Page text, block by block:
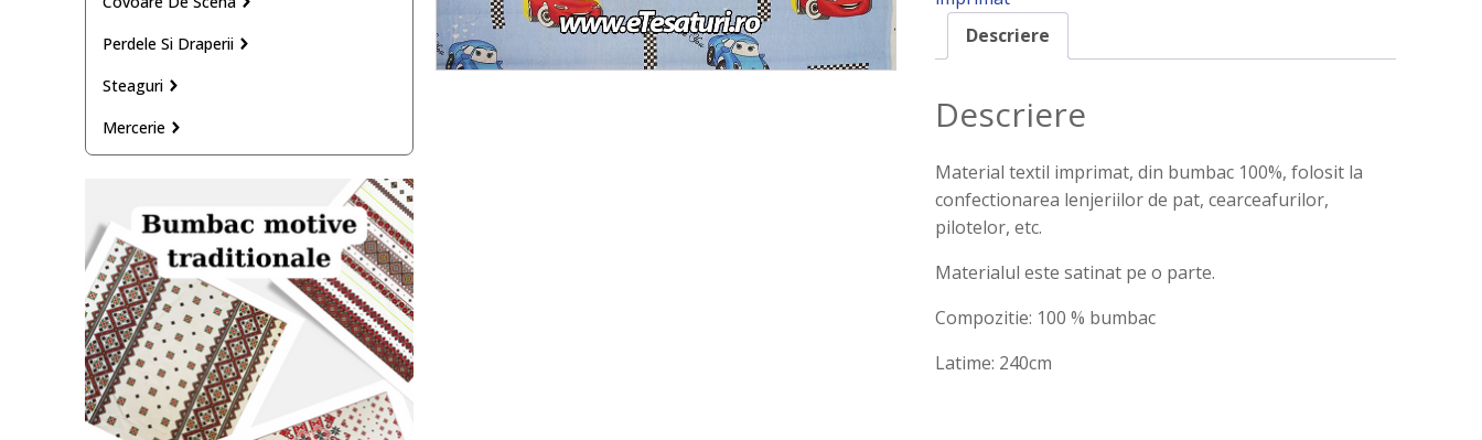
Perdele Si Draperii
Steaguri
Mercerie
Descriere
Descriere
Material textil imprimat, din bumbac 100%, folosit la
confectionarea lenjeriilor de pat, cearceafurilor,
pilotelor, etc.
Materialul este satinat pe o parte.
Compozitie: 100 % bumbac
Latime: 240cm